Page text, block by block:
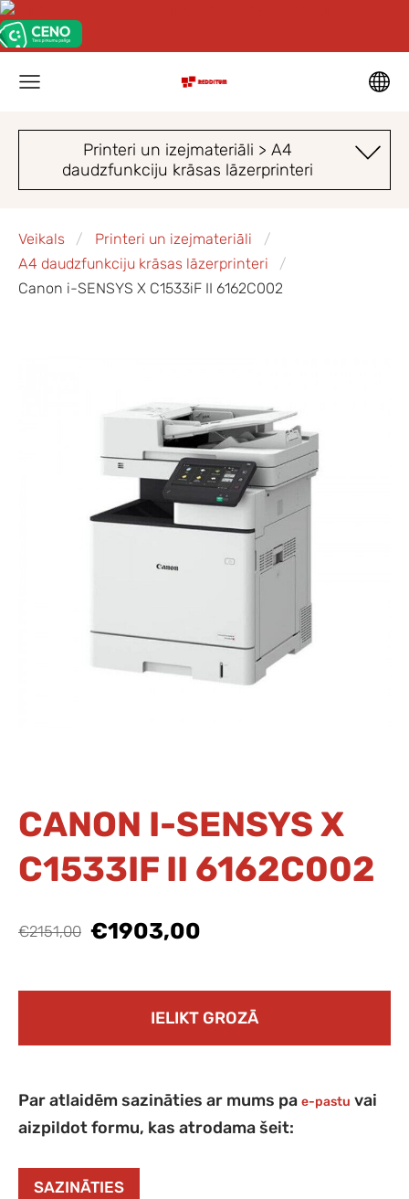
Printeri un izejmateriāli > A4
daudzfunkciju krāsas lāzerprinteri
Veikals
Printeri un izejmateriāli
A4 daudzfunkciju krāsas lāzerprinteri
Canon i-SENSYS X C1533iF II 6162C002
CANON I-SENSYS X
C1533IF II 6162C002
€2151,00 €1903,00
IELIKT GROZĀ
Par atlaidēm sazināties ar mums pa e-pastu vai
aizpildot formu, kas atrodama šeit:
SAZINĀTIES